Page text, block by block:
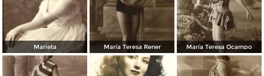
Marieta María Teresa Rener María Teresa Ocampo